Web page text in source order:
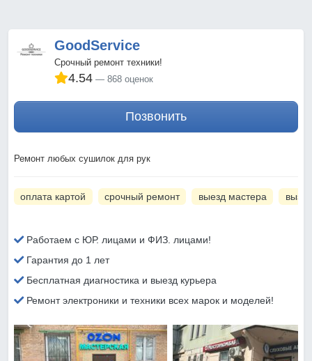
GoodService
Срочный ремонт техники!
4.54 868 оценок
Позвонить
Ремонт любых сушилок для рук
оплата картой срочный ремонт выезд мастера
Работаем с ЮР. лицами и ФИЗ. лицами!
Гарантия до 1 лет
Бесплатная диагностика и выезд курьера
Ремонт электроники и техники всех марок и моделей!